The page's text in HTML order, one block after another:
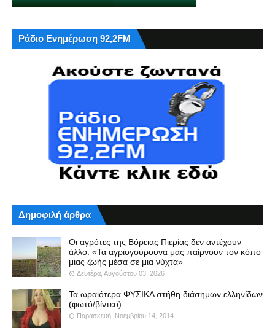
Ράδιο Ενημέρωση 92,2FM
Δημοφιλή άρθρα
Οι αγρότες της Βόρειας Πιερίας δεν αντέχουν
άλλο: «Τα αγριογούρουνα μας παίρνουν τον κόπο
μιας ζωής μέσα σε μια νύχτα»
Δευτέρα, Αυγούστου 03, 2026
Τα ωραιότερα ΦΥΣΙΚΑ στήθη διάσημων ελληνίδων
(φωτό/βίντεο)
Παρασκευή, Νοεμβρίου 14, 2014